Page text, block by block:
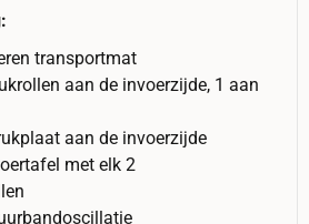
transportmat
aan de invoerzijde, 1 aan
aan de invoerzijde
met elk 2